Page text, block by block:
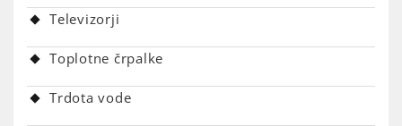
Televizorji
Toplotne črpalke
Trdota vode